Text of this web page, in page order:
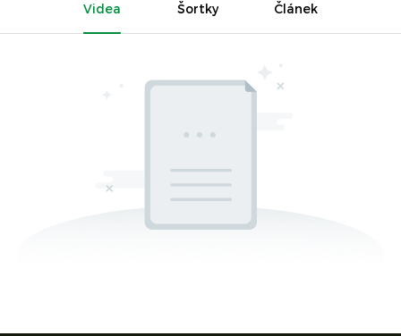
Videa Šortky Článek